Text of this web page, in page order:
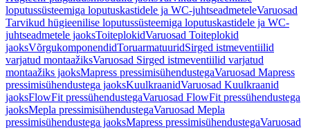
loputussüsteemiga loputuskastidele ja WC-juhtseadmeteleVaruosad
Tarvikud hügieenilise loputussüsteemiga loputuskastidele ja WC-
juhtseadmetele jaoksToiteplokidVaruosad Toiteplokid
jaoksVõrgukomponendidToruarmatuuridSirged istmeventiilid
varjatud montaažiksVaruosad Sirged istmeventiilid varjatud
montaažiks jaoksMapress pressimisühendustegaVaruosad Mapress
pressimisühendustega jaoksKuulkraanidVaruosad Kuulkraanid
jaoksFlowFit pressühendustegaVaruosad FlowFit pressühendustega
jaoksMepla pressimisühendustegaVaruosad Mepla
pressimisühendustega jaoksMapress pressimisühendustegaVaruosad